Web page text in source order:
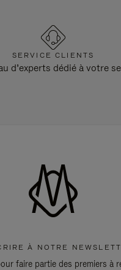
SERVICE CLIENTS
d’experts dédié à votre
À NOTRE
faire partie des premiers à